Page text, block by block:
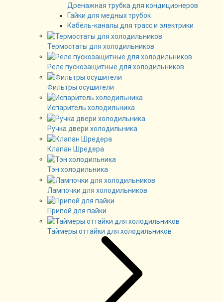
Дренажная трубка для кондиционеров
Гайки для медных трубок
Кабель-каналы для трасс и электрики
Термостаты для холодильников
Реле пускозащитные для холодильников
Фильтры осушители
Испаритель холодильника
Ручка двери холодильника
Клапан Шредера
Тэн холодильника
Лампочки для холодильников
Припой для пайки
Таймеры оттайки для холодильников